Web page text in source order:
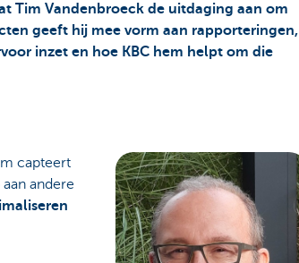
Tim Vandenbroeck de uitdaging aan om
geeft hij mee vorm aan rapporteringen,
inzet en hoe KBC hem helpt om die
capteert
andere